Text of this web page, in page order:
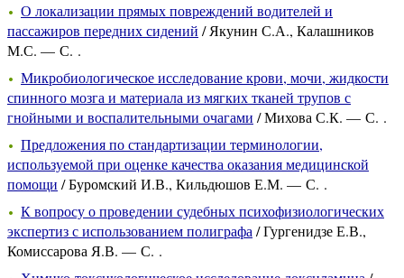
О локализации прямых повреждений водителей и
пассажиров передних сидений / Якунин С.А., Калашников
М.С. — С. .
Микробиологическое исследование крови, мочи, жидкости
спинного мозга и материала из мягких тканей трупов с
гнойными и воспалительными очагами / Михова С.К. — С. .
Предложения по стандартизации терминологии,
используемой при оценке качества оказания медицинской
помощи / Буромский И.В., Кильдюшов Е.М. — С. .
К вопросу о проведении судебных психофизиологических
экспертиз с использованием полиграфа / Гургенидзе Е.В.,
Комиссарова Я.В. — С. .